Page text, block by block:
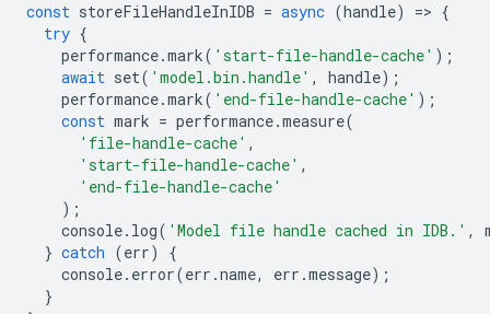
const storeFileHandleInIDB = async (handle) => {
try {
performance.mark( 'start-file-handle-cache' );
await set( 'model.bin.handle' , handle);
performance.mark( 'end-file-handle-cache' );
const mark = performance.measure(
'file-handle-cache' ,
'start-file-handle-cache' ,
'end-file-handle-cache'
);
console. log( 'Model file handle cached in IDB.' ,
} catch (err)
{
console. error(err .name, err .message);
}